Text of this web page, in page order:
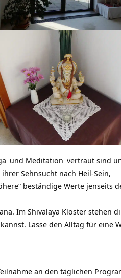
und Meditation vertraut sind
Sehnsucht nach Heil-Sein,
beständige Werte jenseits
Im Shivalaya Kloster stehen
Lasse den Alltag für eine
an den täglichen